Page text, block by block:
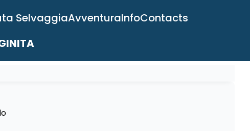
SelvaggiaAvventuraInfoContacts
ITA